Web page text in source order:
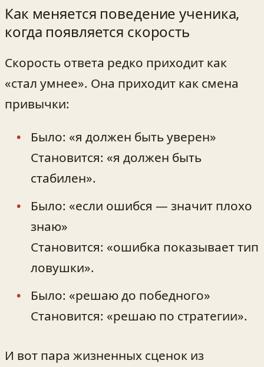
Как меняется поведение ученика,
когда появляется скорость
Скорость ответа редко приходит как
«стал умнее». Она приходит как смена
привычки:
Было: «я должен быть уверен»
Становится: «я должен быть
стабилен».
Было: «если ошибся — значит плохо
знаю»
Становится: «ошибка показывает тип
ловушки».
Было: «решаю до победного»
Становится: «решаю по стратегии».
И вот пара жизненных сценок из